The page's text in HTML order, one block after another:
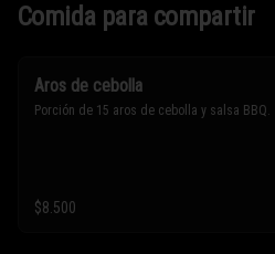
Comida para compartir
Aros de cebolla
Porción de 15 aros de cebolla y salsa BBQ.
$8.500